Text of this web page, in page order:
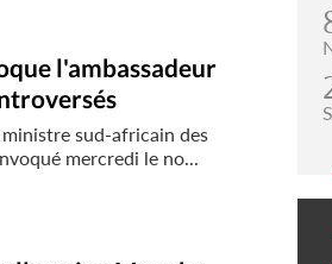
l'ambassadeur
sud-africain des
mercredi le no...